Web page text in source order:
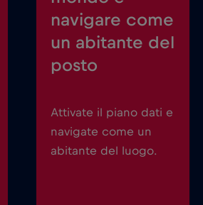
navigare come
un abitante del
posto
Attivate il piano dati e
navigate come un
abitante del luogo.